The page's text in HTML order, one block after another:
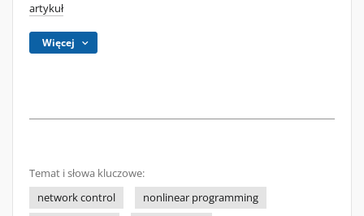
artykuł
Więcej
Temat i słowa kluczowe:
network control
nonlinear programming